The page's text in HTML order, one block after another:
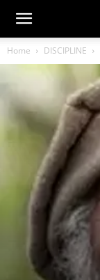
Home DISCIPLINE